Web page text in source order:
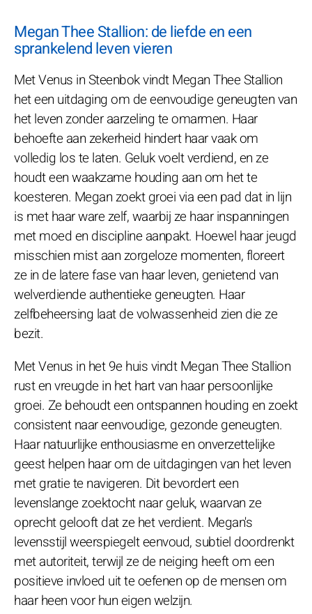
Megan Thee Stallion: de liefde en een
sprankelend leven vieren
Met Venus in Steenbok vindt Megan Thee Stallion
het een uitdaging om de eenvoudige geneugten van
het leven zonder aarzeling te omarmen. Haar
behoefte aan zekerheid hindert haar vaak om
volledig los te laten. Geluk voelt verdiend, en ze
houdt een waakzame houding aan om het te
koesteren. Megan zoekt groei via een pad dat in lijn
is met haar ware zelf, waarbij ze haar inspanningen
met moed en discipline aanpakt. Hoewel haar jeugd
misschien mist aan zorgeloze momenten, floreert
ze in de latere fase van haar leven, genietend van
welverdiende authentieke geneugten. Haar
zelfbeheersing laat de volwassenheid zien die ze
bezit.
Met Venus in het 9e huis vindt Megan Thee Stallion
rust en vreugde in het hart van haar persoonlijke
groei. Ze behoudt een ontspannen houding en zoekt
consistent naar eenvoudige, gezonde geneugten.
Haar natuurlijke enthousiasme en onverzettelijke
geest helpen haar om de uitdagingen van het leven
met gratie te navigeren. Dit bevordert een
levenslange zoektocht naar geluk, waarvan ze
oprecht gelooft dat ze het verdient. Megan's
levensstijl weerspiegelt eenvoud, subtiel doordrenkt
met autoriteit, terwijl ze de neiging heeft om een
positieve invloed uit te oefenen op de mensen om
haar heen voor hun eigen welzijn.